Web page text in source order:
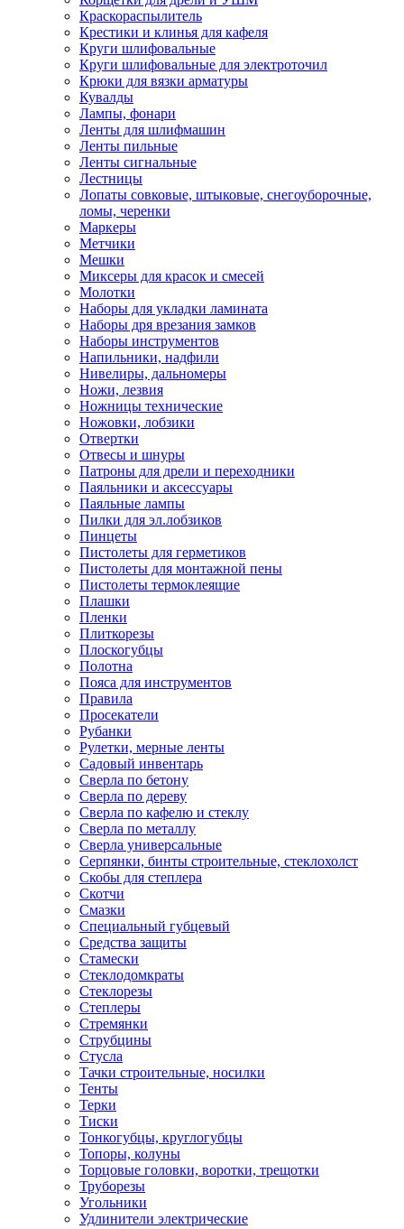
Краскораспылитель
Крестики и клинья для кафеля
Круги шлифовальные
Круги шлифовальные для электроточил
Крюки для вязки арматуры
Кувалды
Лампы, фонари
Ленты для шлифмашин
Ленты пильные
Ленты сигнальные
Лестницы
Лопаты совковые, штыковые, снегоуборочные,
ломы, черенки
Маркеры
Метчики
Мешки
Миксеры для красок и смесей
Молотки
Наборы для укладки ламината
Наборы дря врезания замков
Наборы инструментов
Напильники, надфили
Нивелиры, дальномеры
Ножи, лезвия
Ножницы технические
Ножовки, лобзики
Отвертки
Отвесы и шнуры
Патроны для дрели и переходники
Паяльники и аксессуары
Паяльные лампы
Пилки для эл.лобзиков
Пинцеты
Пистолеты для герметиков
Пистолеты для монтажной пены
Пистолеты термоклеящие
Плашки
Пленки
Плиткорезы
Плоскогубцы
Полотна
Пояса для инструментов
Правила
Просекатели
Рубанки
Рулетки, мерные ленты
Садовый инвентарь
Сверла по бетону
Сверла по дереву
Сверла по кафелю и стеклу
Сверла по металлу
Сверла универсальные
Серпянки, бинты строительные, стеклохолст
Скобы для степлера
Скотчи
Смазки
Специальный губцевый
Средства защиты
Стамески
Стеклодомкраты
Стеклорезы
Степлеры
Стремянки
Струбцины
Стусла
Тачки строительные, носилки
Тенты
Терки
Тиски
Тонкогубцы, круглогубцы
Топоры, колуны
Торцовые головки, воротки, трещотки
Труборезы
Угольники
Удлинители электрические